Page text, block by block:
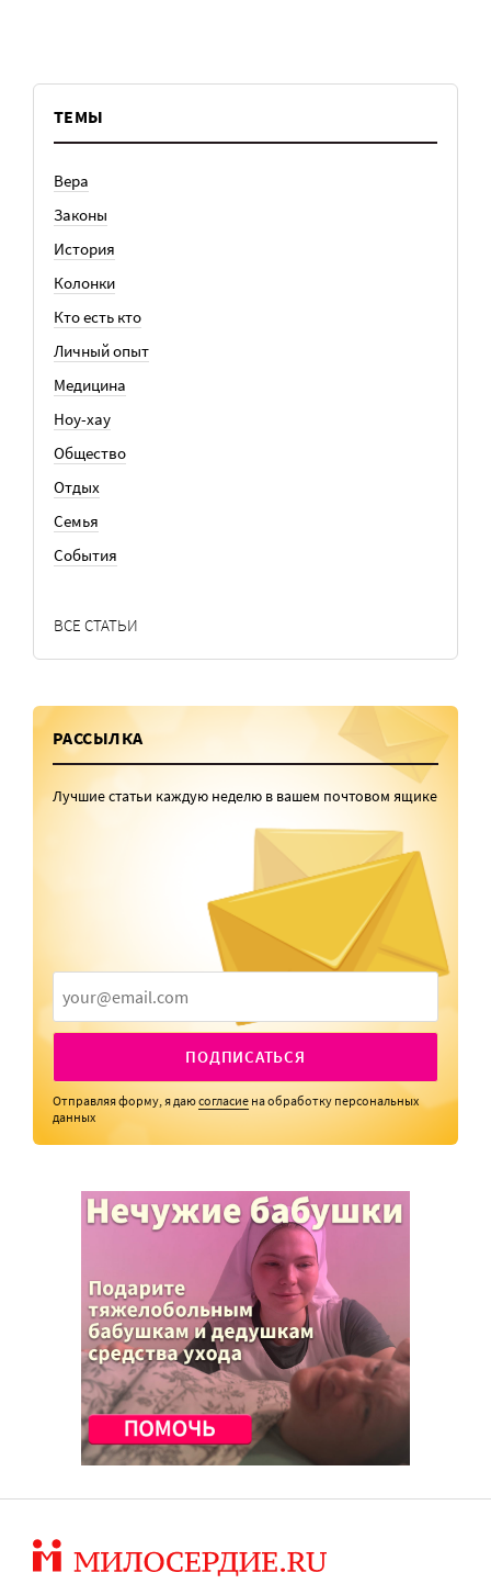
ТЕМЫ
Вера
Законы
История
Колонки
Кто есть кто
Личный опыт
Медицина
Ноу-хау
Общество
Отдых
Семья
События
ВСЕ СТАТЬИ
РАССЫЛКА
Лучшие статьи каждую неделю в вашем почтовом ящике
ПОДПИСАТЬСЯ
Отправляя форму, я даюсогласие на обработку персональных
данных